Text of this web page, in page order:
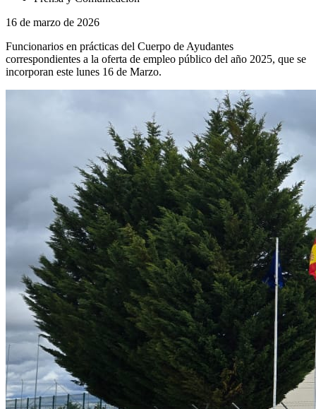
16 de marzo de 2026
Funcionarios en prácticas del Cuerpo de Ayudantes
correspondientes a la oferta de empleo público del año 2025, que se
incorporan este lunes 16 de Marzo.